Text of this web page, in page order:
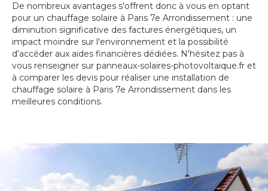
De nombreux avantages s'offrent donc à vous en optant
pour un chauffage solaire à Paris 7e Arrondissement : une
diminution significative des factures énergétiques, un
impact moindre sur l'environnement et la possibilité
d’accéder aux aides financières dédiées. N'hésitez pas à
vous renseigner sur panneaux-solaires-photovoltaique.fr et
à comparer les devis pour réaliser une installation de
chauffage solaire à Paris 7e Arrondissement dans les
meilleures conditions.